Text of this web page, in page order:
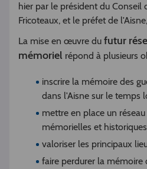
hier par le président du Conseil
Fricoteaux, et le préfet de
La mise en œuvre du futur
mémoriel répond à plusieurs
inscrire la mémoire des
dans l'Aisne sur le temps
mettre en place un
mémorielles et historiques
valoriser les principaux
faire perdurer la